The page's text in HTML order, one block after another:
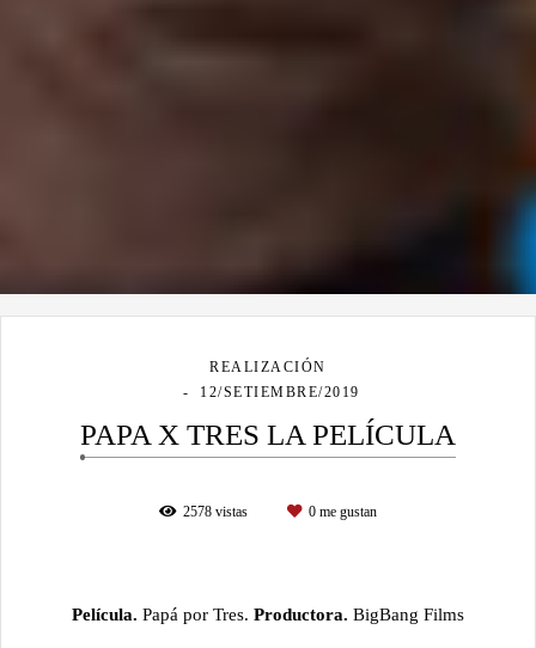
REALIZACIÓN
12/SETIEMBRE/2019
PAPA X TRES LA PELÍCULA
2578 vistas 0 me gustan
Película. Papá por Tres. Productora. BigBang Films